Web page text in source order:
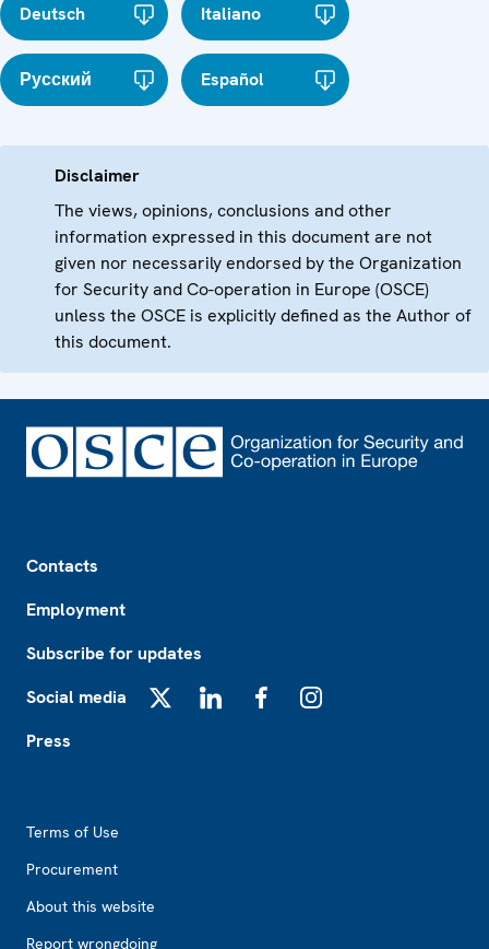
Deutsch Italiano
Русский Español
Disclaimer
The views, opinions, conclusions and other
information expressed in this document are not
given nor necessarily endorsed by the Organization
for Security and Co-operation in Europe (OSCE)
unless the OSCE is explicitly defined as the Author of
this document.
Contacts
Employment
Subscribe for updates
Social media
Press
Terms of Use
Procurement
About this website
Report wrongdoing